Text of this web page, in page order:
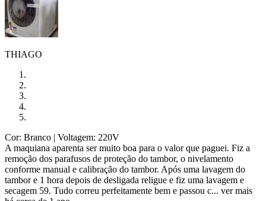
THIAGO
Cor: Branco | Voltagem: 220V
A maquiana aparenta ser muito boa para o valor que paguei. Fiz a
remoção dos parafusos de proteção do tambor, o nivelamento
conforme manual e calibração do tambor. Após uma lavagem do
tambor e 1 hora depois de desligada religue e fiz uma lavagem e
secagem 59. Tudo correu perfeitamente bem e passou c... ver mais